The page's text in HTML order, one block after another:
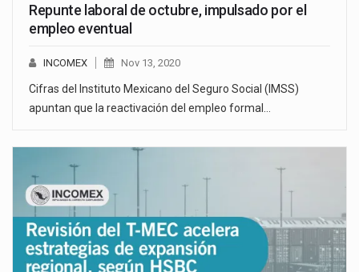
Repunte laboral de octubre, impulsado por el
empleo eventual
INCOMEX Nov 13, 2020
Cifras del Instituto Mexicano del Seguro Social (IMSS)
apuntan que la reactivación del empleo formal…